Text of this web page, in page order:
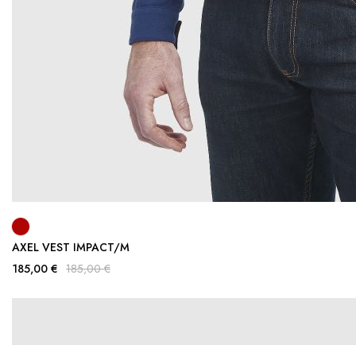
AXEL VEST IMPACT/M
185,00 € 185,00 €